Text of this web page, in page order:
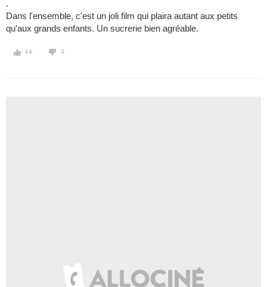
.
Dans l'ensemble, c'est un joli film qui plaira autant aux petits
qu'aux grands enfants. Un sucrerie bien agréable.
14 3